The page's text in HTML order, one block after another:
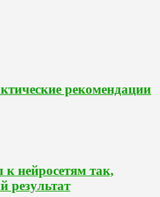
рекомендации
к нейросетям так,
результат